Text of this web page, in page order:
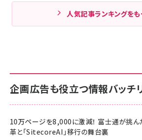
人気記事ランキングをも
企画広告も役立つ情報バッチリ
10万ページを8,000に激減！ 富士通が挑ん
革と「SitecoreAI」移行の舞台裏